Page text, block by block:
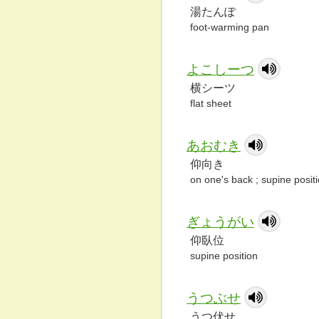
湯たんぽ
foot-warming pan
よこしーつ
横シーツ
flat sheet
あおむき
仰向き
on one's back ; supine
ぎょうがい
仰臥位
supine position
うつぶせ
うつ伏せ